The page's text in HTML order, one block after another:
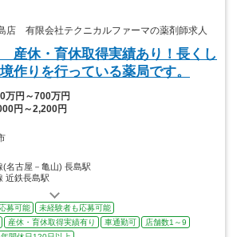
店 有限会社テクニカルファーマの薬剤師求人
産休・育休取得実績あり！長くし
作りを行っている薬局です。
万円～700万円
円～2,200円
(名古屋－亀山) 長島駅
近鉄長島駅
募可能
未経験者も応募可能
産休・育休取得実績有り 車通勤可
店舗数1～9